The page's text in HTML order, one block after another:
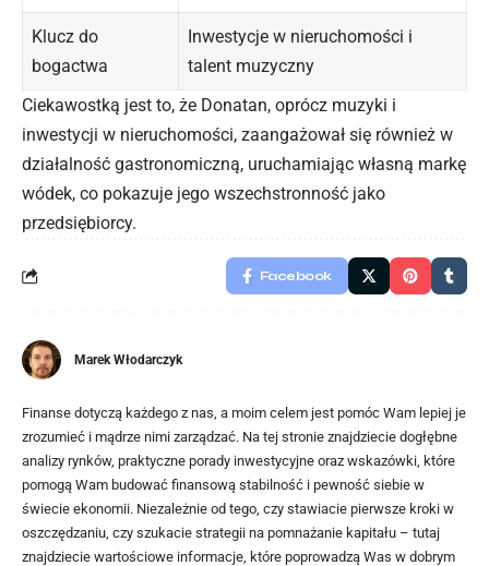
Klucz do
bogactwa
Inwestycje w nieruchomości i
talent muzyczny
Ciekawostką jest to, że Donatan, oprócz muzyki i
inwestycji w nieruchomości, zaangażował się również w
działalność gastronomiczną, uruchamiając własną markę
wódek, co pokazuje jego wszechstronność jako
przedsiębiorcy.
Facebook
Marek Włodarczyk
Finanse dotyczą każdego z nas, a moim celem jest pomóc Wam lepiej je
zrozumieć i mądrze nimi zarządzać. Na tej stronie znajdziecie dogłębne
analizy rynków, praktyczne porady inwestycyjne oraz wskazówki, które
pomogą Wam budować finansową stabilność i pewność siebie w
świecie ekonomii. Niezależnie od tego, czy stawiacie pierwsze kroki w
oszczędzaniu, czy szukacie strategii na pomnażanie kapitału – tutaj
znajdziecie wartościowe informacje, które poprowadzą Was w dobrym